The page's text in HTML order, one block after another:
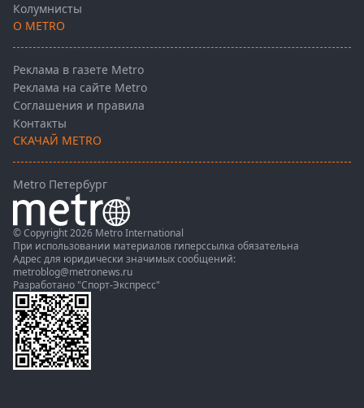
Колумнисты
О METRO
Реклама в газете Metro
Реклама на сайте Metro
Соглашения и правила
Контакты
СКАЧАЙ METRO
Metro Петербург
© Copyright 2026 Metro International
При использовании материалов гиперссылка обязательна
Адрес для юридически значимых сообщений:
metroblog@metronews.ru
Разработано "Спорт-Экспресс"